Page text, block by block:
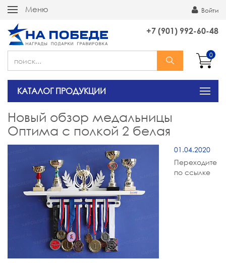
Меню Войти
+7 (901) 992-60-48
0
КАТАЛОГ ПРОДУКЦИИ
Новый обзор медальницы
Оптима с полкой 2 белая
01.04.2020
Переходите
по ссылке